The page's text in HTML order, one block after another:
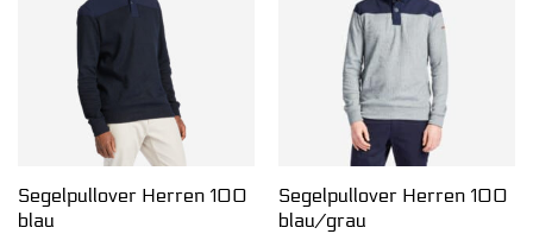
Segelpullover Herren 100
blau
Segelpullover Herren 100
blau/grau